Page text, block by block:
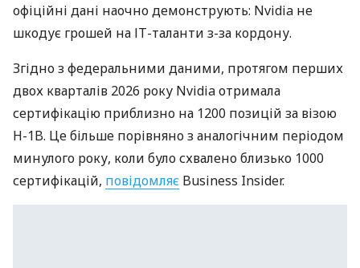
офіційні дані наочно демонструють: Nvidia не
шкодує грошей на ІТ-таланти з-за кордону.
Згідно з федеральними даними, протягом перших
двох кварталів 2026 року Nvidia отримала
сертифікацію приблизно на 1200 позицій за візою
H-1B. Це більше порівняно з аналогічним періодом
минулого року, коли було схвалено близько 1000
сертифікацій, повідомляє Business Insider.